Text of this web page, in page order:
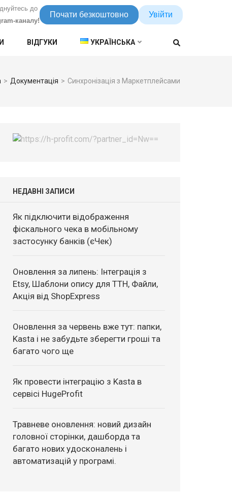
до
каналу!
Почати безкоштовно Увійти
ВІДГУКИ УКРАЇНСЬКА
> Документація > Синхронізація з Маркетплейсами
НЕДАВНІ ЗАПИСИ
Як підключити відображення
фіскального чека в мобільному
застосунку банків (єЧек)
Оновлення за липень: Інтеграція з
Etsy, Шаблони опису для ТТН, Файли,
Акція від ShopExpress
Оновлення за червень вже тут: папки,
Kasta і не забудьте зберегти гроші та
багато чого ще
Як провести інтеграцію з Kasta в
сервісі HugeProfit
Травневе оновлення: новий дизайн
головної сторінки, дашборда та
багато нових удосконалень і
автоматизацій у програмі.